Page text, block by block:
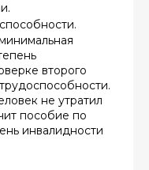
второго
не утратил
пособие по
инвалидности